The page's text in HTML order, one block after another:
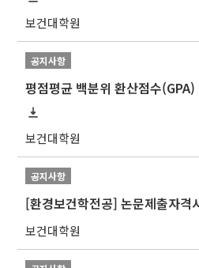
보건대학원
공지사항
평점평균 백분위 환산점수(GPA)
보건대학원
공지사항
[환경보건학전공] 논문제출자격
보건대학원